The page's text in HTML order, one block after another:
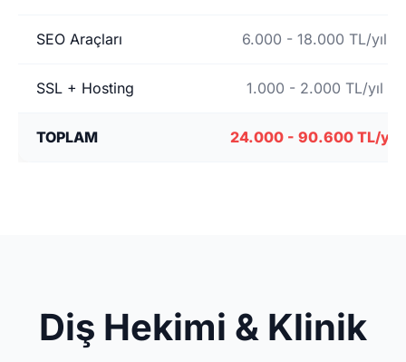
SEO Araçları 6.000 - 18.000 TL/yıl
SSL + Hosting 1.000 - 2.000 TL/yıl
TOPLAM 24.000 - 90.600 TL/yıl
Diş Hekimi & Klinik